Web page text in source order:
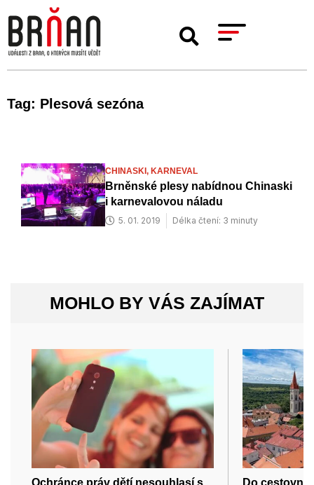
Tag: Plesová sezóna
CHINASKI, KARNEVAL
Brněnské plesy nabídnou Chinaski
i karnevalovou náladu
5. 01. 2019 Délka čtení: 3 minuty
MOHLO BY VÁS ZAJÍMAT
Ochránce práv dětí nesouhlasí s
Do